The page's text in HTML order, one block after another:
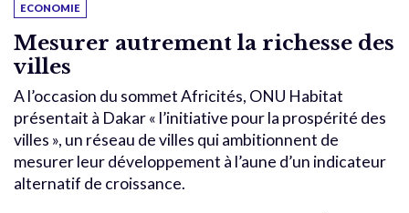
ECONOMIE
Mesurer autrement la richesse des
villes
A l’occasion du sommet Africités, ONU Habitat
présentait à Dakar « l’initiative pour la prospérité des
villes », un réseau de villes qui ambitionnent de
mesurer leur développement à l’aune d’un indicateur
alternatif de croissance.